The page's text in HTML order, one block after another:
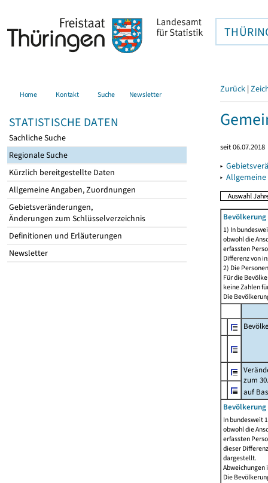
Home Kontakt Suche Newsletter
STATISTISCHE DATEN
Sachliche Suche
Regionale Suche
Kürzlich bereitgestellte Daten
Allgemeine Angaben, Zuordnungen
Gebietsveränderungen,
Änderungen zum Schlüsselverzeichnis
Definitionen und Erläuterungen
Newsletter
Zurück |
seit 06.07.2018
▸
▸
1) In
obwohl die
erfassten
Differenz von
2) Die
Für die
keine Zahlen
Die
zum
auf
Bevölkerung
In bundesweit
obwohl die
erfassten
dieser
dargestellt.
Abweichungen
Die